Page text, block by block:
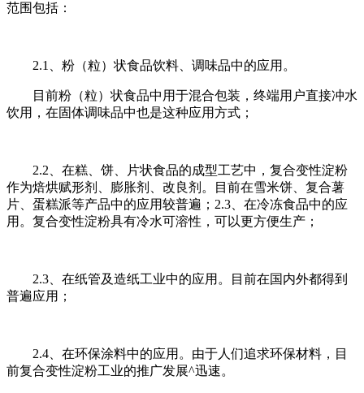
范围包括：
2.1、粉（粒）状食品饮料、调味品中的应用。
目前粉（粒）状食品中用于混合包装，终端用户直接冲水
饮用，在固体调味品中也是这种应用方式；
2.2、在糕、饼、片状食品的成型工艺中，复合变性淀粉
作为焙烘赋形剂、膨胀剂、改良剂。目前在雪米饼、复合薯
片、蛋糕派等产品中的应用较普遍；2.3、在冷冻食品中的应
用。复合变性淀粉具有冷水可溶性，可以更方便生产；
2.3、在纸管及造纸工业中的应用。目前在国内外都得到
普遍应用；
2.4、在环保涂料中的应用。由于人们追求环保材料，目
前复合变性淀粉工业的推广发展^迅速。